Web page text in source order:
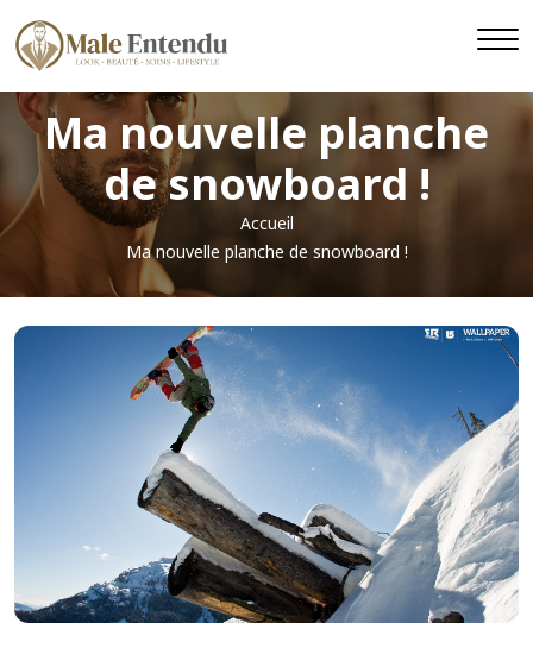
Ma nouvelle planche
de snowboard !
Accueil
Ma nouvelle planche de snowboard !